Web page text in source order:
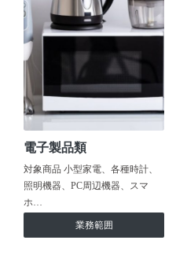
電子製品類
対象商品 小型家電、各種時計、
照明機器、PC周辺機器、スマ
ホ…
業務範囲